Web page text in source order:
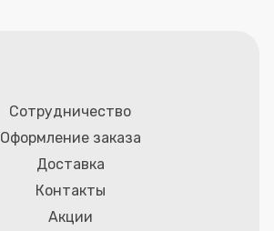
Сотрудничество
Оформление заказа
Доставка
Контакты
Акции